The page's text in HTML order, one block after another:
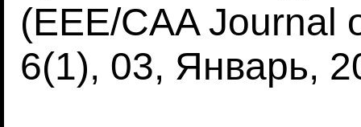
(EEE/CAA Journal
6(1), 03, Январь,